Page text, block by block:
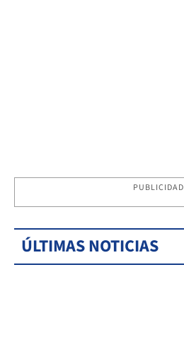
PUBLICIDAD
ÚLTIMAS NOTICIAS